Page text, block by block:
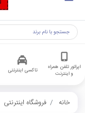
اپراتور تلفن همراه
و اینترنت
تاکسی اینترنتی
خانه فروشگاه اینترنتی